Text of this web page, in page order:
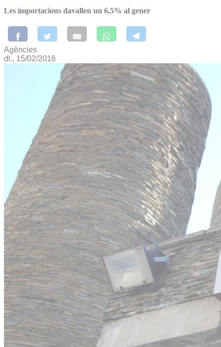
Les importacions davallen un 6,5% al gener
Agències
dl., 15/02/2016